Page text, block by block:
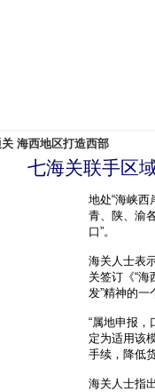
海西地区打造西部
七海关联手区
地处“海峡西
青、陕、渝
口”。
海关人士表
关签订《“海
发”精神的一
“属地申报
定为适用该
手续，降低
海关人士指